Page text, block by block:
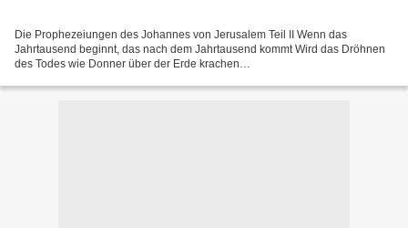
Die Prophezeiungen des Johannes von Jerusalem Teil II Wenn das
Jahrtausend beginnt, das nach dem Jahrtausend kommt Wird das Dröhnen
des Todes wie Donner über der Erde krachen
werden...